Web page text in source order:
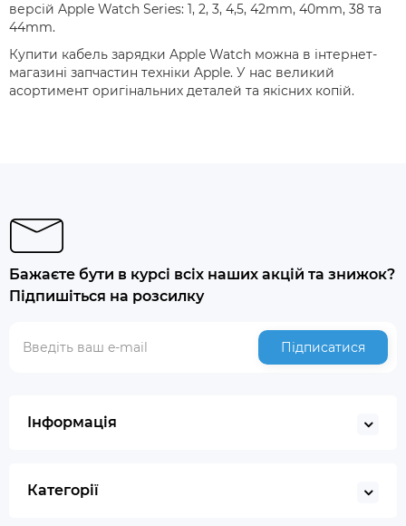
версій Apple Watch Series: 1, 2, 3, 4,5, 42mm, 40mm, 38 та
44mm.
Купити кабель зарядки Apple Watch можна в інтернет-
магазині запчастин техніки Apple. У нас великий
асортимент оригінальних деталей та якісних копій.
Бажаєте бути в курсі всіх наших акцій та знижок?
Підпишіться на розсилку
Підписатися
Інформація
Категорії